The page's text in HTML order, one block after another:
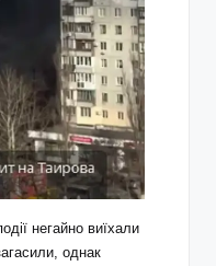
негайно виїхали
однак